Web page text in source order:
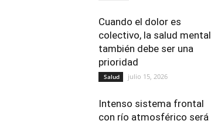
Cuando el dolor es
colectivo, la salud mental
también debe ser una
prioridad
Salud julio 15, 2026
Intenso sistema frontal
con río atmosférico será